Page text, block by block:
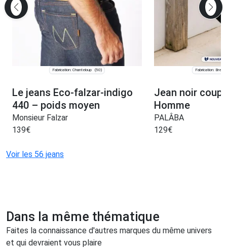
Fabrication: Chanteloup (50)
Le jeans Eco-falzar-indigo
440 – poids moyen
Monsieur Falzar
139€
Fabrication:
Jean noir
Homme
PALÂBA
129€
Voir les 56 jeans
Dans la même thématique
Faites la connaissance d'autres marques du même univers
et qui devraient vous plaire